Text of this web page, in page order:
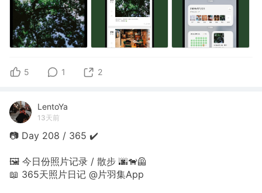
5 1 2
LentoYa
13天前
📷 Day 208 / 365 ✔️
🖼 今日份照片记录 / 散步 🌆🐕‍🦺
📖 365天照片日记 @片羽集App